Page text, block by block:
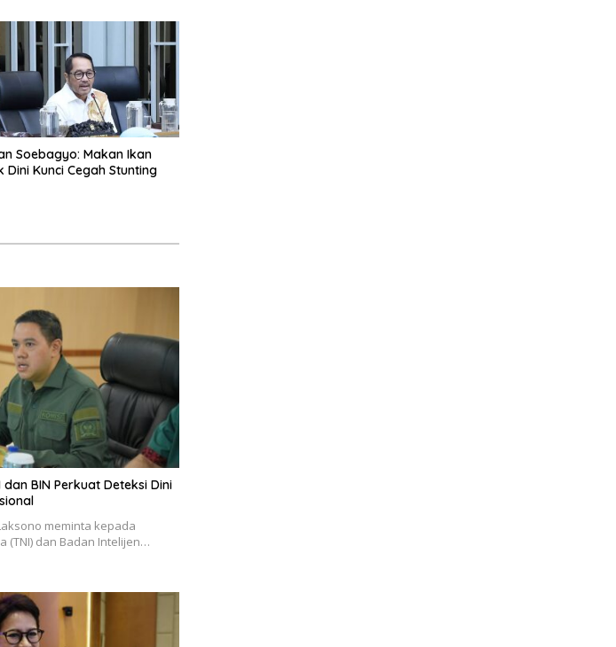
Soebagyo: Makan Ikan
Dini Kunci Cegah Stunting
BIN Perkuat Deteksi Dini
meminta kepada
(TNI) dan Badan Intelijen…